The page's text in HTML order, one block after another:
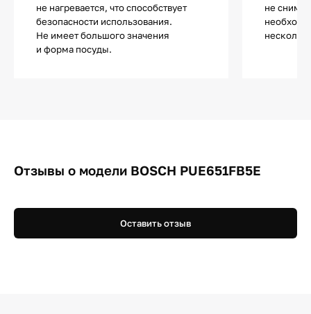
не нагревается, что способствует
безопасности использования.
Не имеет большого значения
и форма посуды.
не
Отзывы о модели BOSCH PUE651FB5E
Оставить отзыв